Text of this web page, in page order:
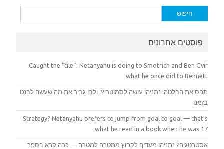
חיפוש:
פוסטים אחרונים
Caught the “tile”: Netanyahu is doing to Smotrich and Ben Gvir
what he once did to Bennett.
תפס את הבלטה: נתניהו עושה לסמוטריץ' ולבן גביר את מה שעשה לבנט
בזמנו
Strategy? Netanyahu prefers to jump from goal to goal — that's
what he read in a book when he was 17.
אסטרטגיה? נתניהו מעדיף לקפוץ ממטרה למטרה — ככה קרא בספר